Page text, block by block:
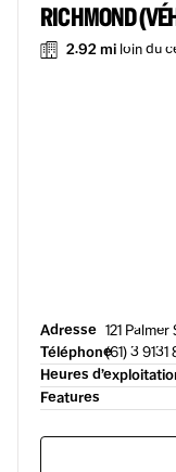
RICHMOND
2.92 mi loin du
Adresse 121
Téléphone(61) 3
Heures
Features